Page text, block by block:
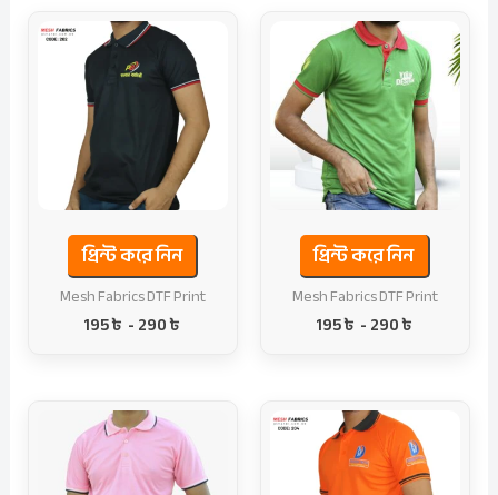
প্রিন্ট করে নিন
Mesh Fabrics DTF Print
195৳ -290৳
প্রিন্ট করে নিন
Mesh Fabrics DTF Print
195৳ -290৳